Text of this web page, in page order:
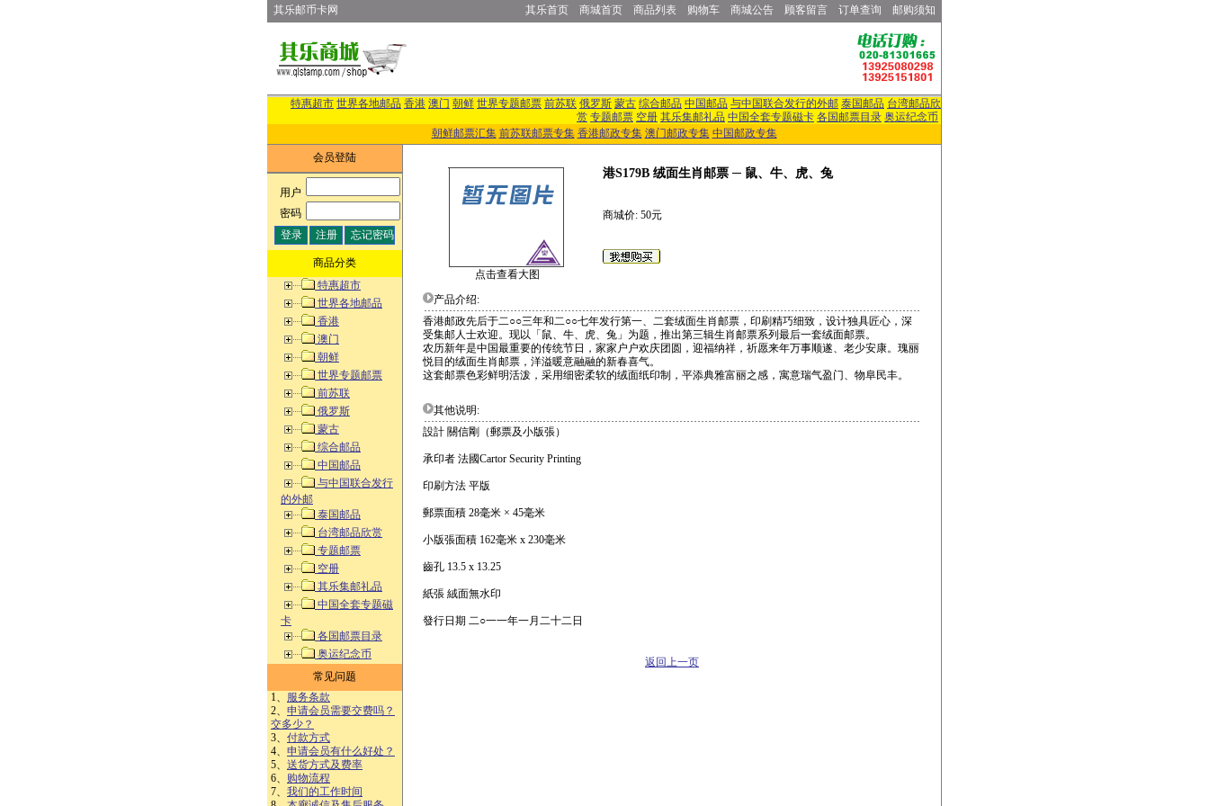
其乐邮币卡网 其乐首页 商城首页 商品列表 购物车 商城公告 顾客留言 订单查询 邮购须知
特惠超市 世界各地邮品 香港 澳门 朝鲜 世界专题邮票 前苏联 俄罗斯 蒙古 综合邮品 中国邮品 与中国联合发行的外邮 泰国邮品 台湾邮品欣
赏 专题邮票 空册 其乐集邮礼品 中国全套专题磁卡 各国邮票目录 奥运纪念币
朝鲜邮票汇集 前苏联邮票专集 香港邮政专集 澳门邮政专集 中国邮政专集
会员登陆
用户:
密码:
商品分类
特惠超市
世界各地邮品
香港
澳门
朝鲜
世界专题邮票
前苏联
俄罗斯
蒙古
综合邮品
中国邮品
与中国联合发行
的外邮
泰国邮品
台湾邮品欣赏
专题邮票
空册
其乐集邮礼品
中国全套专题磁
卡
各国邮票目录
奥运纪念币
常见问题
1、 服务条款
2、 申请会员需要交费吗？
交多少？
3、 付款方式
4、 申请会员有什么好处？
5、 送货方式及费率
6、 购物流程
7、 我们的工作时间
点击查看大图
港S179B 绒面生肖邮票 ─ 鼠、牛、虎、兔
商城价: 50元
产品介绍:
香港邮政先后于二○○三年和二○○七年发行第一、二套绒面生肖邮票，印刷精巧细致，设计独具匠心，深
受集邮人士欢迎。现以「鼠、牛、虎、兔」为题，推出第三辑生肖邮票系列最后一套绒面邮票。
农历新年是中国最重要的传统节日，家家户户欢庆团圆，迎福纳祥，祈愿来年万事顺遂、老少安康。瑰丽
悦目的绒面生肖邮票，洋溢暖意融融的新春喜气。
这套邮票色彩鲜明活泼，采用细密柔软的绒面纸印制，平添典雅富丽之感，寓意瑞气盈门、物阜民丰。
其他说明:
設計 關信剛（郵票及小版張）
承印者 法國Cartor Security Printing
印刷方法 平版
郵票面積 28毫米 × 45毫米
小版張面積 162毫米 x 230毫米
齒孔 13.5 x 13.25
紙張 絨面無水印
發行日期 二○一一年一月二十二日
返回上一页